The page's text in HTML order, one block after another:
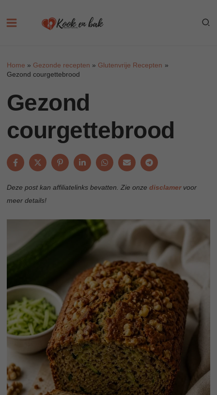
Home Gezonde recepten
Glutenvrije Recepten
Gezond courgettebrood
Gezond
courgettebrood
Deze post kan affiliatelinks bevatten. Zie onze disclamervoor
meer details!